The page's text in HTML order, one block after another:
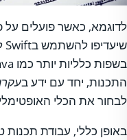
לדוגמא, כאשר פועלים על
התכנות, יחד עם ידע ב
לבחור את הכלי
באופן כללי, עבודת